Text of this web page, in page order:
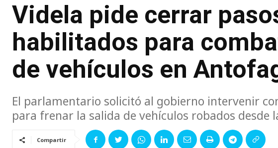
Videla pide cerrar
habilitados para
de vehículos en
El parlamentario solicitó al gobierno intervenir
para frenar la salida de vehículos robados desde
Compartir